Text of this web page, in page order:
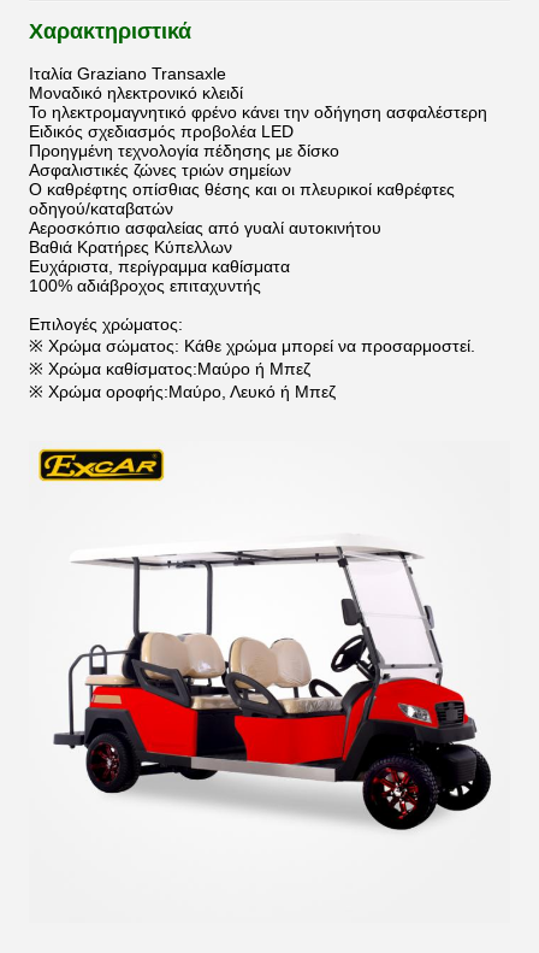
Χαρακτηριστικά
Ιταλία Graziano Transaxle
Μοναδικό ηλεκτρονικό κλειδί
Το ηλεκτρομαγνητικό φρένο κάνει την οδήγηση ασφαλέστερη
Ειδικός σχεδιασμός προβολέα LED
Προηγμένη τεχνολογία πέδησης με δίσκο
Ασφαλιστικές ζώνες τριών σημείων
Ο καθρέφτης οπίσθιας θέσης και οι πλευρικοί καθρέφτες
οδηγού/καταβατών
Αεροσκόπιο ασφαλείας από γυαλί αυτοκινήτου
Βαθιά Κρατήρες Κύπελλων
Ευχάριστα, περίγραμμα καθίσματα
100% αδιάβροχος επιταχυντής
Επιλογές χρώματος:
※ Χρώμα σώματος: Κάθε χρώμα μπορεί να προσαρμοστεί.
※ Χρώμα καθίσματος:Μαύρο ή Μπεζ
※ Χρώμα οροφής:Μαύρο, Λευκό ή Μπεζ